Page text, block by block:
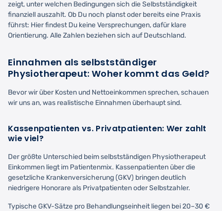
zeigt, unter welchen Bedingungen sich die Selbstständigkeit
finanziell auszahlt. Ob Du noch planst oder bereits eine Praxis
führst: Hier findest Du keine Versprechungen, dafür klare
Orientierung. Alle Zahlen beziehen sich auf Deutschland.
Einnahmen als selbstständiger
Physiotherapeut: Woher kommt das Geld?
Bevor wir über Kosten und Nettoeinkommen sprechen, schauen
wir uns an, was realistische Einnahmen überhaupt sind.
Kassenpatienten vs. Privatpatienten: Wer zahlt
wie viel?
Der größte Unterschied beim selbstständigen Physiotherapeut
Einkommen liegt im Patientenmix. Kassenpatienten über die
gesetzliche Krankenversicherung (GKV) bringen deutlich
niedrigere Honorare als Privatpatienten oder Selbstzahler.
Typische GKV-Sätze pro Behandlungseinheit liegen bei 20–30 €